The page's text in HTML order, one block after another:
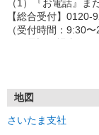
（1）『お電話』ま
【総合受付】0120-
（受付時間：9:30〜
「e-aidemを見て」
◎応募フォームから
（2）面談・登録の実
地図
さいたま支社